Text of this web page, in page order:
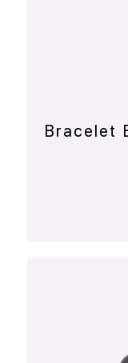
Bracelet